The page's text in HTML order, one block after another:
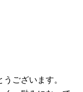
ございます。